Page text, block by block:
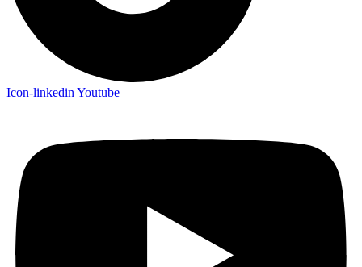
Icon-linkedin Youtube